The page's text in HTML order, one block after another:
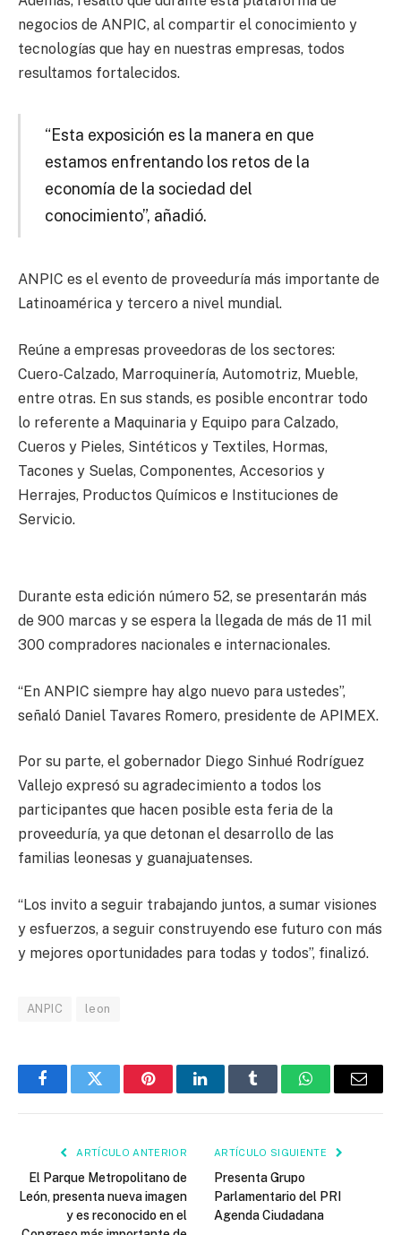
negocios de ANPIC, al compartir el conocimiento y
tecnologías que hay en nuestras empresas, todos
resultamos fortalecidos.
“Esta exposición es la manera en que
estamos enfrentando los retos de la
economía de la sociedad del
conocimiento”, añadió.
ANPIC es el evento de proveeduría más importante de
Latinoamérica y tercero a nivel mundial.
Reúne a empresas proveedoras de los sectores:
Cuero-Calzado, Marroquinería, Automotriz, Mueble,
entre otras. En sus stands, es posible encontrar todo
lo referente a Maquinaria y Equipo para Calzado,
Cueros y Pieles, Sintéticos y Textiles, Hormas,
Tacones y Suelas, Componentes, Accesorios y
Herrajes, Productos Químicos e Instituciones de
Servicio.
Durante esta edición número 52, se presentarán más
de 900 marcas y se espera la llegada de más de 11 mil
300 compradores nacionales e internacionales.
“En ANPIC siempre hay algo nuevo para ustedes”,
señaló Daniel Tavares Romero, presidente de APIMEX.
Por su parte, el gobernador Diego Sinhué Rodríguez
Vallejo expresó su agradecimiento a todos los
participantes que hacen posible esta feria de la
proveeduría, ya que detonan el desarrollo de las
familias leonesas y guanajuatenses.
“Los invito a seguir trabajando juntos, a sumar visiones
y esfuerzos, a seguir construyendo ese futuro con más
y mejores oportunidades para todas y todos”, finalizó.
ANPIC leon
FacebookTwitter PinterestLinkedInTumblr WhatsAppEmail
ARTÍCULO ANTERIOR
El Parque Metropolitano de
León, presenta nueva imagen
y es reconocido en el
ARTÍCULO SIGUIENTE
Presenta Grupo
Parlamentario del PRI
Agenda Ciudadana